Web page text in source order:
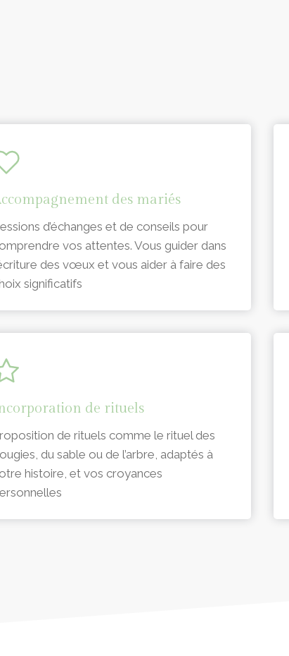
des mariés
d’échanges et de conseils pour
vos attentes. Vous guider dans
des vœux et vous aider à faire des
significatifs
de rituels
de rituels comme le rituel des
du sable ou de l’arbre, adaptés à
histoire, et vos croyances